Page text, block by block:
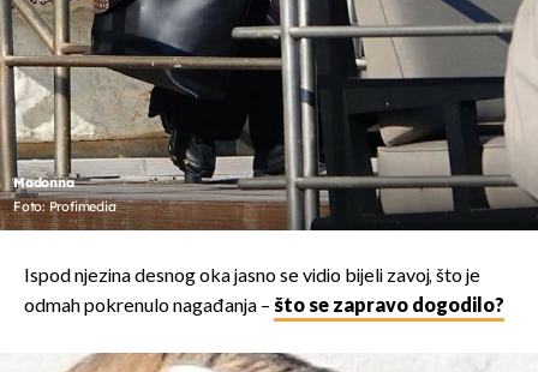
Madonna
Foto: Profimedia
Ispod njezina desnog oka jasno se vidio bijeli zavoj, što je
odmah pokrenulo nagađanja – što se zapravo dogodilo?